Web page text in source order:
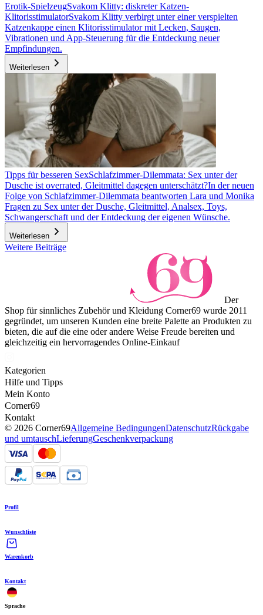
Erotik-SpielzeugSvakom Klitty: diskreter Katzen-
KlitorisstimulatorSvakom Klitty verbirgt unter einer verspielten
Katzenkappe einen Klitorisstimulator mit Lecken, Saugen,
Vibrationen und App-Steuerung für die Entdeckung neuer
Empfindungen.
Weiterlesen
Tipps für besseren SexSchlafzimmer-Dilemmata: Sex unter der
Dusche ist overrated, Gleitmittel dagegen unterschätzt?In der neuen
Folge von Schlafzimmer-Dilemmata beantworten Lara und Monika
Fragen zu Sex unter der Dusche, Gleitmittel, Analsex, Toys,
Schwangerschaft und der Entdeckung der eigenen Wünsche.
Weiterlesen
Weitere Beiträge
Der
Shop für sinnliches Zubehör und Kleidung Corner69 wurde 2011
gegründet, um unseren Kunden eine breite Palette an Produkten zu
bieten, die auf die eine oder andere Weise Freude bereiten und
gleichzeitig ein hervorragendes Online-Einkauf
Kategorien
Hilfe und Tipps
Mein Konto
Corner69
Kontakt
© 2026 Corner69Allgemeine BedingungenDatenschutzRückgabe
und umtauschLieferungGeschenkverpackung
Profil
Wunschliste
Warenkorb
Kontakt
Sprache